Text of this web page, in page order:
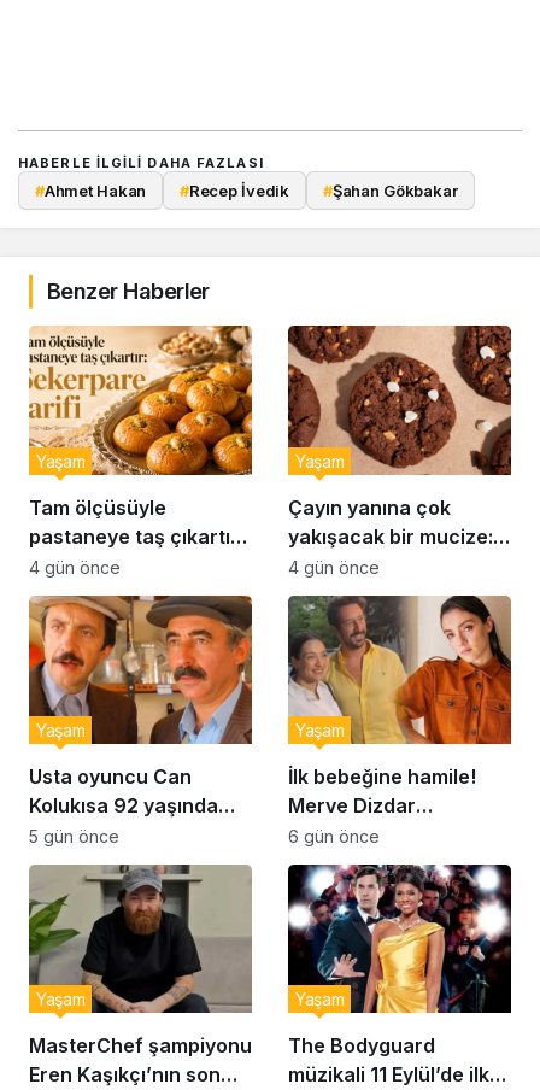
HABERLE ILGILI DAHA FAZLASI
#Ahmet Hakan #Recep İvedik #Şahan Gökbakar
Benzer Haberler
Tam ölçüsüyle
pastaneye taş çıkartır:
Şekerpare tarifi
Yaşam
4 gün önce
Çayın yanına çok
yakışacak bir mucize:
Brownie tadında ıslak
kurabiye tarifi…
Yaşam
4 gün önce
Usta oyuncu Can
Kolukısa 92 yaşında
hayatını kaybetti
Yaşam
5 gün önce
İlk bebeğine hamile!
Merve Dizdar
sessizliğini bozdu: ‘İsim
bulmak çok zor’
Yaşam
6 gün önce
MasterChef şampiyonu
Eren Kaşıkçı’nın son
Yaşam
The Bodyguard
müzikali 11 Eylül’de ilk
Yaşam